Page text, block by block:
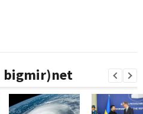
bigmir)net